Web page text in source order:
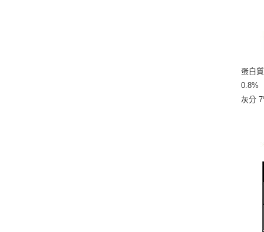
蛋白
0.8%
灰分